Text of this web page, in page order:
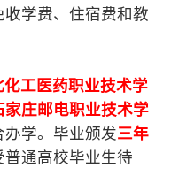
学费、住宿费和教
化工医药职业技术学
家庄邮电职业技术学
办学。毕业颁发三年
通高校毕业生待